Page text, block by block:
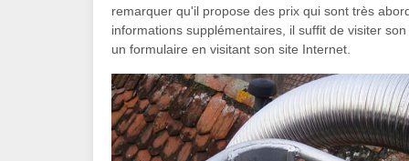
remarquer qu'il propose des prix qui sont très
informations supplémentaires, il suffit de visiter
un formulaire en visitant son site Internet.